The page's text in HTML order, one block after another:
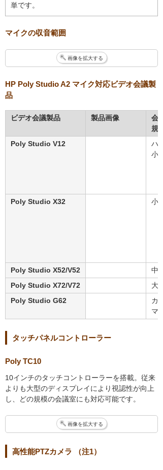
単です。
マイクの収音範囲
画像を拡大する
HP Poly Studio A2 マイク対応ビデオ会議製
品
ビデオ会議製品 製品画像
会
規模
Poly Studio V12
ハ
小
Poly Studio X32 小
Poly Studio X52/V52
中
Poly Studio X72/V72
大
Poly Studio G62
カ
マ
タッチパネルコントローラー
Poly TC10
10インチのタッチコントローラーを搭載。従来
よりも大型のディスプレイにより視認性が向上
し、どの規模の会議室にも対応可能です。
画像を拡大する
高性能PTZカメラ （注1）